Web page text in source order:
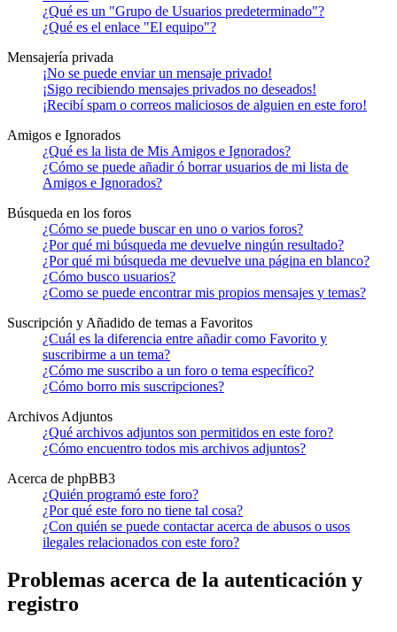
¿Qué es un "Grupo de Usuarios predeterminado"?
¿Qué es el enlace "El equipo"?
Mensajería privada
¡No se puede enviar un mensaje privado!
¡Sigo recibiendo mensajes privados no deseados!
¡Recibí spam o correos maliciosos de alguien en este foro!
Amigos e Ignorados
¿Qué es la lista de Mis Amigos e Ignorados?
¿Cómo se puede añadir ó borrar usuarios de mi lista de
Amigos e Ignorados?
Búsqueda en los foros
¿Cómo se puede buscar en uno o varios foros?
¿Por qué mi búsqueda me devuelve ningún resultado?
¿Por qué mi búsqueda me devuelve una página en blanco?
¿Cómo busco usuarios?
¿Como se puede encontrar mis propios mensajes y temas?
Suscripción y Añadido de temas a Favoritos
¿Cuál es la diferencia entre añadir como Favorito y
suscribirme a un tema?
¿Cómo me suscribo a un foro o tema específico?
¿Cómo borro mis suscripciones?
Archivos Adjuntos
¿Qué archivos adjuntos son permitidos en este foro?
¿Cómo encuentro todos mis archivos adjuntos?
Acerca de phpBB3
¿Quién programó este foro?
¿Por qué este foro no tiene tal cosa?
¿Con quién se puede contactar acerca de abusos o usos
ilegales relacionados con este foro?
Problemas acerca de la autenticación y
registro